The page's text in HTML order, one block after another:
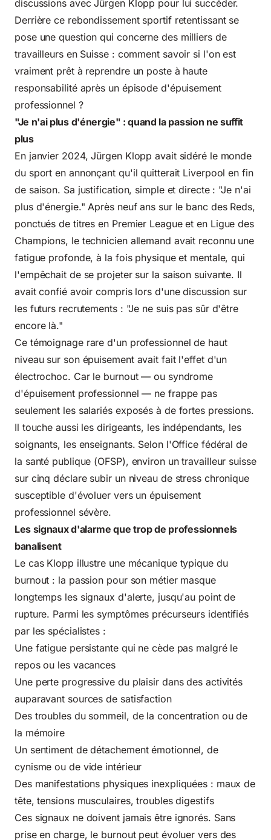
discussions avec Jürgen Klopp pour lui succéder.
Derrière ce rebondissement sportif retentissant se
pose une question qui concerne des milliers de
travailleurs en Suisse : comment savoir si l'on est
vraiment prêt à reprendre un poste à haute
responsabilité après un épisode d'épuisement
professionnel ?
"Je n'ai plus d'énergie" : quand la passion ne suffit
plus
En janvier 2024, Jürgen Klopp avait sidéré le monde
du sport en annonçant qu'il quitterait Liverpool en fin
de saison. Sa justification, simple et directe : "Je n'ai
plus d'énergie." Après neuf ans sur le banc des Reds,
ponctués de titres en Premier League et en Ligue des
Champions, le technicien allemand avait reconnu une
fatigue profonde, à la fois physique et mentale, qui
l'empêchait de se projeter sur la saison suivante. Il
avait confié avoir compris lors d'une discussion sur
les futurs recrutements : "Je ne suis pas sûr d'être
encore là."
Ce témoignage rare d'un professionnel de haut
niveau sur son épuisement avait fait l'effet d'un
électrochoc. Car le burnout — ou syndrome
d'épuisement professionnel — ne frappe pas
seulement les salariés exposés à de fortes pressions.
Il touche aussi les dirigeants, les indépendants, les
soignants, les enseignants. Selon l'Office fédéral de
la santé publique (OFSP), environ un travailleur suisse
sur cinq déclare subir un niveau de stress chronique
susceptible d'évoluer vers un épuisement
professionnel sévère.
Les signaux d'alarme que trop de professionnels
banalisent
Le cas Klopp illustre une mécanique typique du
burnout : la passion pour son métier masque
longtemps les signaux d'alerte, jusqu'au point de
rupture. Parmi les symptômes précurseurs identifiés
par les spécialistes :
Une fatigue persistante qui ne cède pas malgré le
repos ou les vacances
Une perte progressive du plaisir dans des activités
auparavant sources de satisfaction
Des troubles du sommeil, de la concentration ou de
la mémoire
Un sentiment de détachement émotionnel, de
cynisme ou de vide intérieur
Des manifestations physiques inexpliquées : maux de
tête, tensions musculaires, troubles digestifs
Ces signaux ne doivent jamais être ignorés. Sans
prise en charge, le burnout peut évoluer vers des